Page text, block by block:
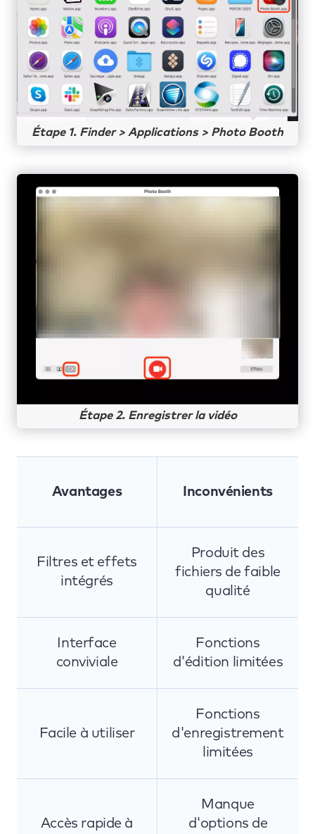
Étape 1. Finder > Applications > Photo Booth
Étape 2. Enregistrer la vidéo
Avantages Inconvénients
Filtres et effets
intégrés
Produit des
fichiers de faible
qualité
Interface
conviviale
Fonctions
d'édition limitées
Facile à utiliser
Fonctions
d'enregistrement
limitées
Accès rapide à
Manque
d'options de